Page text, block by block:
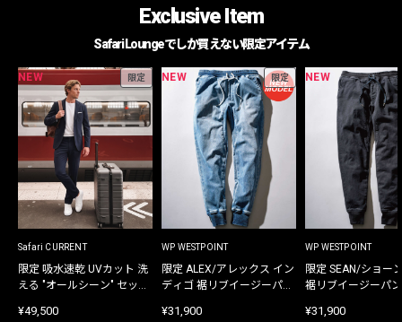
Exclusive Item
Safari Loungeでしか買えない限定アイテム
NEW 限定
Safari CURRENT
限定 吸水速乾 UVカット 洗
える "オールシーン" セット
¥49,500
NEW 限定
WP WESTPOINT
限定 ALEX/アレックス イン
ディゴ 裾リブイージーパン
¥31,900
NEW
WP WESTPOINT
限定 SEAN/ショー
裾リブイージーパ
¥31,900